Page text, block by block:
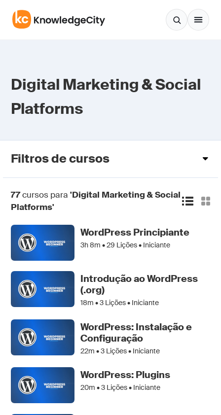
Digital Marketing & Social
Platforms
Filtros de cursos
77cursos para 'Digital Marketing & Social
Platforms'
WordPress Principiante
3h 8m •29 Lições • Iniciante
Introdução ao WordPress
(.org)
18m •3 Lições • Iniciante
WordPress: Instalação e
Configuração
22m •3 Lições • Iniciante
WordPress: Plugins
20m •3 Lições • Iniciante